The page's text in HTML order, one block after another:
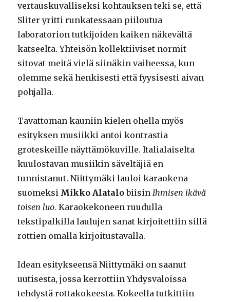
vertauskuvalliseksi kohtauksen teki se, että
Sliter yritti runkatessaan piiloutua
laboratorion tutkijoiden kaiken näkevältä
katseelta. Yhteisön kollektiiviset normit
sitovat meitä vielä siinäkin vaiheessa, kun
olemme sekä henkisesti että fyysisesti aivan
pohjalla.
Tavattoman kauniin kielen ohella myös
esityksen musiikki antoi kontrastia
groteskeille näyttämökuville. Italialaiselta
kuulostavan musiikin säveltäjiä en
tunnistanut. Niittymäki lauloi karaokena
suomeksi Mikko AlatalobiisinIhmisen ikävä
toisen luo. Karaokekoneen ruudulla
tekstipalkilla laulujen sanat kirjoitettiin sillä
rottien omalla kirjoitustavalla.
Idean esitykseensä Niittymäki on saanut
uutisesta, jossa kerrottiin Yhdysvaloissa
tehdystä rottakokeesta. Kokeella tutkittiin